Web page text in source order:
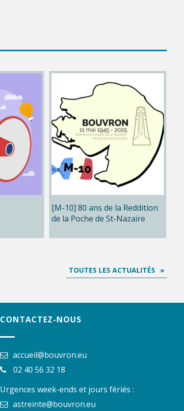
[M-10] 80 ans de la Reddition
de la Poche de St-Nazaire
TOUTES LES ACTUALITÉS
CONTACTEZ-NOUS
accueil@bouvron.eu
02 40 56 32 18
Urgences week-ends et jours fériés :
astreinte@bouvron.eu